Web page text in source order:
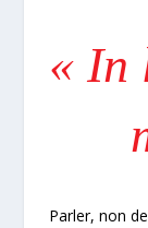
« In
Parler, non